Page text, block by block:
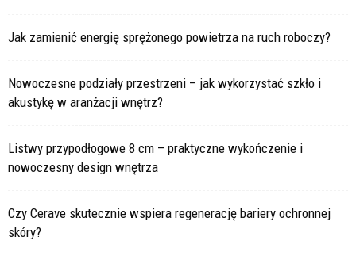
Jak zamienić energię sprężonego powietrza na ruch roboczy?
Nowoczesne podziały przestrzeni – jak wykorzystać szkło i
akustykę w aranżacji wnętrz?
Listwy przypodłogowe 8 cm – praktyczne wykończenie i
nowoczesny design wnętrza
Czy Cerave skutecznie wspiera regenerację bariery ochronnej
skóry?